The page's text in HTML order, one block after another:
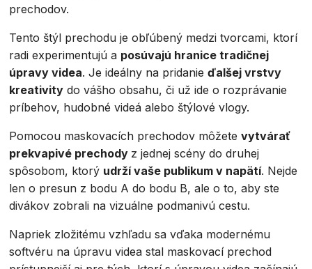
prechodov.
Tento štýl prechodu je obľúbený medzi tvorcami, ktorí
radi experimentujú a posúvajú hranice tradičnej
úpravy videa. Je ideálny na pridanieďalšej vrstvy
kreativity do vášho obsahu, či už ide o rozprávanie
príbehov, hudobné videá alebo štýlové vlogy.
Pomocou maskovacích prechodov môžetevytvárať
prekvapivé prechody z jednej scény do druhej
spôsobom, ktorý udrží vaše publikum v napätí. Nejde
len o presun z bodu A do bodu B, ale o to, aby ste
divákov zobrali na vizuálne podmanivú cestu.
Napriek zložitému vzhľadu sa vďaka modernému
softvéru na úpravu videa stal maskovací prechod